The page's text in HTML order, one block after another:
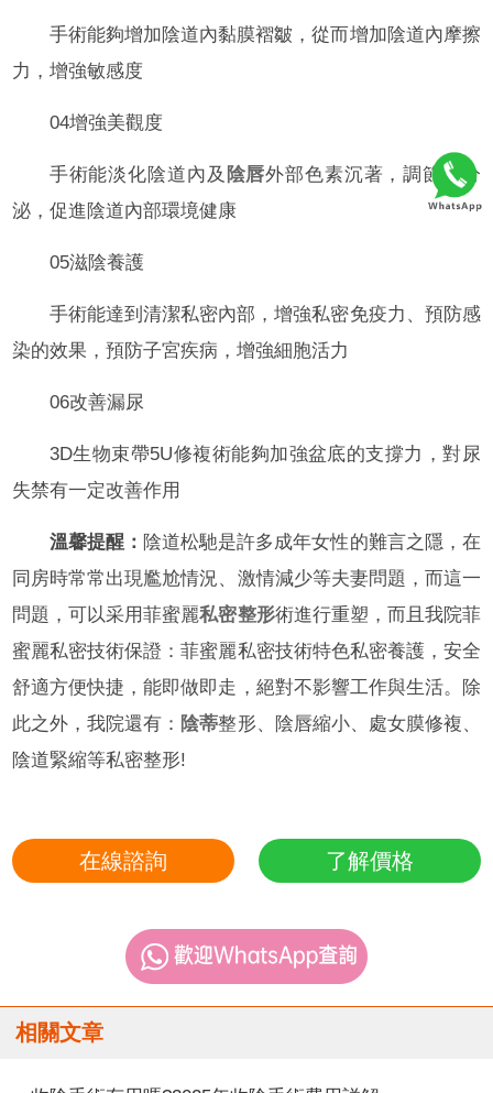
手術能夠增加陰道內黏膜褶皺，從而增加陰道內摩擦
力，增強敏感度
04增強美觀度
手術能淡化陰道內及 陰唇外部色素沉著，調節內分
泌，促進陰道內部環境健康
05滋陰養護
手術能達到清潔私密內部，增強私密免疫力、預防感
染的效果，預防子宮疾病，增強細胞活力
06改善漏尿
3D生物束帶5U修複術能夠加強盆底的支撐力，對尿
失禁有一定改善作用
溫馨提醒： 陰道松馳是許多成年女性的難言之隱，在
同房時常常出現尷尬情況、激情減少等夫妻問題，而這一
問題，可以采用菲蜜麗私密整形術進行重塑，而且我院菲
蜜麗私密技術保證：菲蜜麗私密技術特色私密養護，安全
舒適方便快捷，能即做即走，絕對不影響工作與生活。除
此之外，我院還有： 陰蒂整形、陰唇縮小、處女膜修複、
陰道緊縮等私密整形!
在線諮詢 了解價格
相關文章